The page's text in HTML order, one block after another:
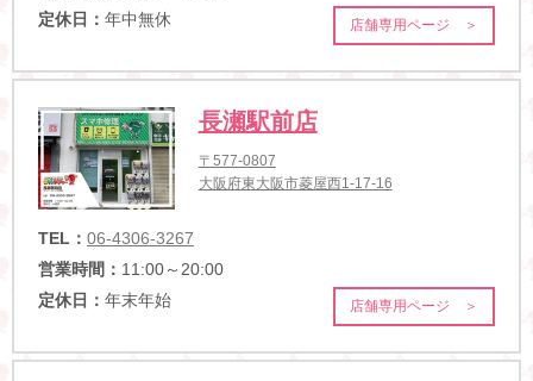
定休日： 年中無休 店舗専用ページ ＞
長瀬駅前店
〒577-0807
大阪府東大阪市菱屋西1-17-16
TEL： 06-4306-3267
営業時間： 11:00～20:00
定休日： 年末年始 店舗専用ページ ＞